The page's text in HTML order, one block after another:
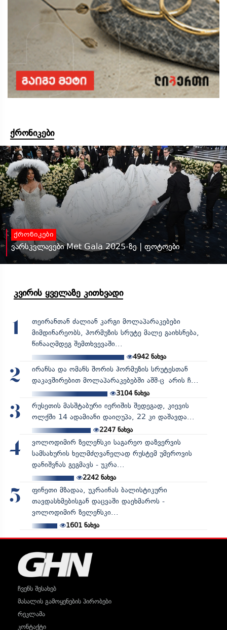
ქრონიკები
ქრონიკები
ვარსკვლავები Met Gala 2025-ზე | ფოტოები
კვირის ყველაზე კითხვადი
1
თეირანთან ძალიან კარგი მოლაპარაკებები
მიმდინარეობს, ჰორმუზის სრუტე მალე გაიხსნება,
წინააღმდეგ შემთხვევაში...
4942 ნახვა
2
ირანსა და ომანს შორის ჰორმუზის სრუტესთან
დაკავშირებით მოლაპარაკებებში აშშ-ც არის ჩ...
3104ნახვა
3
რუსეთის მასშტაბური იერიშის შედეგად, კიევის
ოლქში 14 ადამიანი დაიღუპა, 22 კი დაშავდა...
2247ნახვა
4
ვოლოდიმირ ზელენსკი საგარეო დაზვერვის
სამსახურის ხელმძღვანელად რუსტემ უმეროვის
დანიშვნას გეგმავს - უკრა...
2242ნახვა
5
ფინეთი მზადაა, უკრაინას ბალისტიკური
თავდასხმებისგან დაცვაში დაეხმაროს -
ვოლოდიმირ ზელენსკი...
1601ნახვა
ჩვენს შესახებ
მასალის გამოყენების პირობები
რეკლამა
კონტაქტი